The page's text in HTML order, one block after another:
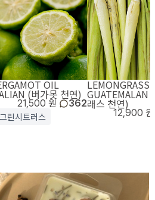
OIL
(버가못 천연)
21,500 원 362
린시트러스
LEMONGRASS
GUATEMALAN
래스 천연)
12,900 원